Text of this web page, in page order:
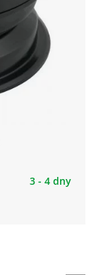
3 - 4 dny